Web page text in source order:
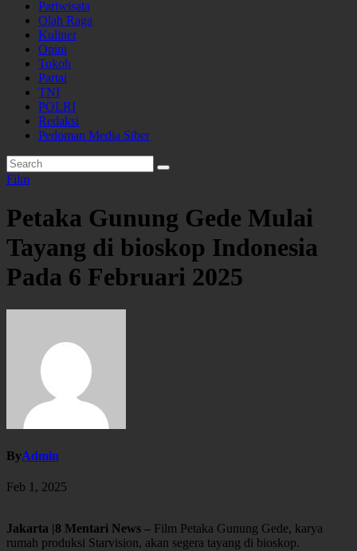
Pariwisata
Olah Raga
Kuliner
Opini
Tokoh
Partai
TNI
POLRI
Redaksi
Pedoman Media Siber
Film
Petaka Gunung Gede Mulai
Tayang di bioskop Indonesia
Pada 6 Februari 2025
ByAdmin
Feb 1, 2025
Jakarta |8 Mentari News – Film Petaka Gunung Gede, karya
rumah produksi Starvision, akan segera tayang di bioskop.